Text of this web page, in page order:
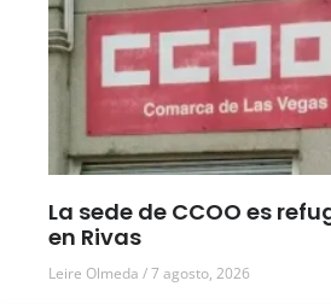
La sede de CCOO es
en Rivas
Leire Olmeda 7 agosto, 2026